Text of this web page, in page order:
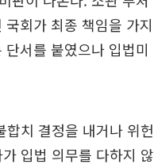
회가 최종 책임을 가지
서를 붙였으나 입법미
치 결정을 내거나 위헌
입법 의무를 다하지 않